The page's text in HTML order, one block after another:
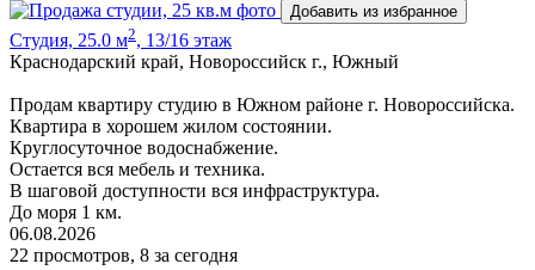
Добавить из избранное
Студия, 25.0 м2, 13/16 этаж
Краснодарский край, Новороссийск г., Южный
Продам квартиру студию в Южном районе г. Новороссийска.
Квартира в хорошем жилом состоянии.
Круглосуточное водоснабжение.
Остается вся мебель и техника.
В шаговой доступности вся инфраструктура.
До моря 1 км.
06.08.2026
22 просмотров, 8 за сегодня